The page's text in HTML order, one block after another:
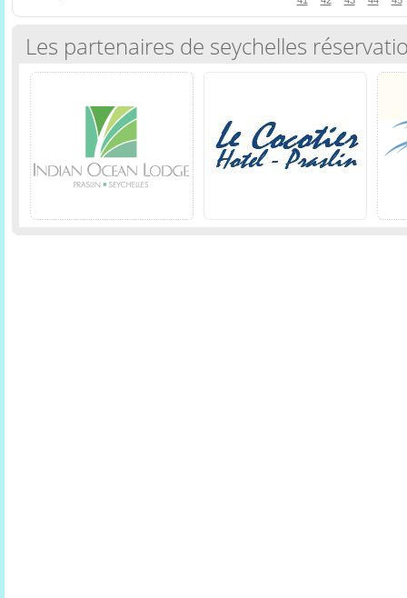
Les partenaires de seychelles